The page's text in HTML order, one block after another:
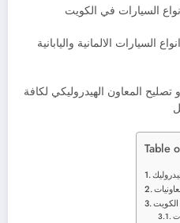
السيارات في الكويت
السيارات الالمانية واليابانية
المعاون الهيدروليكي لكافة
Table